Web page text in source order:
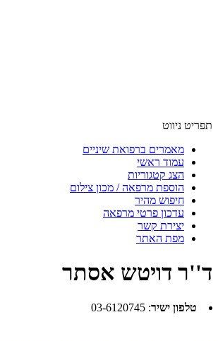
תפריט ניווט
מאמרים ברפואת שיניים
עמוד ראשי
הצג קטגוריות
הוספת מרפאה / מכון צילום
חיפוש מהיר
עדכון פרטי מרפאה
יצירת קשר
מפת האתר
ד''ר דויטש אסתר
טלפון ישיר:
03-6120745